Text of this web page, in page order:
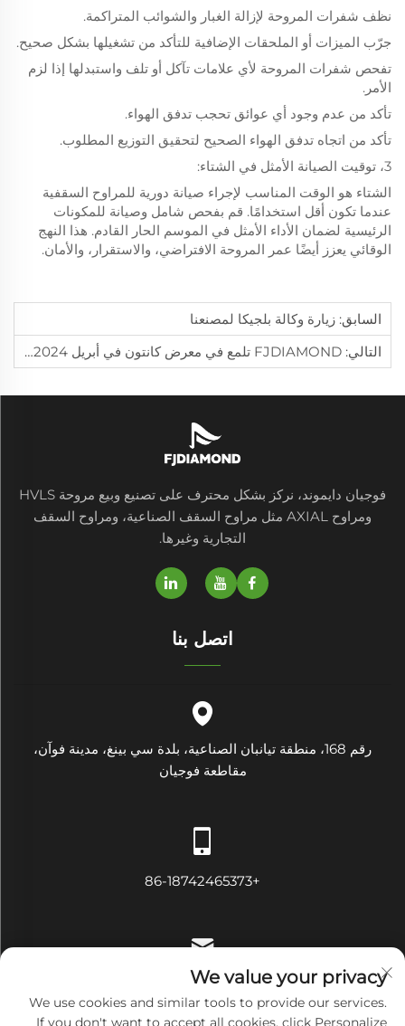
نظف شفرات المروحة لإزالة الغبار والشوائب المتراكمة.
جرّب الميزات أو الملحقات الإضافية للتأكد من تشغيلها بشكل صحيح.
تفحص شفرات المروحة لأي علامات تآكل أو تلف واستبدلها إذا لزم
الأمر.
تأكد من عدم وجود أي عوائق تحجب تدفق الهواء.
تأكد من اتجاه تدفق الهواء الصحيح لتحقيق التوزيع المطلوب.
3، توقيت الصيانة الأمثل في الشتاء:
الشتاء هو الوقت المناسب لإجراء صيانة دورية للمراوح السقفية
عندما تكون أقل استخدامًا. قم بفحص شامل وصيانة للمكونات
الرئيسية لضمان الأداء الأمثل في الموسم الحار القادم. هذا النهج
الوقائي يعزز أيضًا عمر المروحة الافتراضي، والاستقرار، والأمان.
السابق: زيارة وكالة بلجيكا لمصنعنا
التالي: FJDIAMOND تلمع في معرض كانتون في أبريل 2024، وتعرض مراوح السقف الصناعية ومراوح الجيم وغيرها من منتجات التهوية
فوجيان دايموند، نركز بشكل محترف على تصنيع وبيع مروحة HVLS
ومراوح AXIAL مثل مراوح السقف الصناعية، ومراوح السقف
التجارية وغيرها.
اتصل بنا
رقم 168، منطقة تيانبان الصناعية، بلدة سي بينغ، مدينة فوآن،
مقاطعة فوجيان
+86-18742465373
[email protected]
We value your privacy
We use cookies and similar tools to provide our services.
If you don't want to accept all cookies, click Personalize